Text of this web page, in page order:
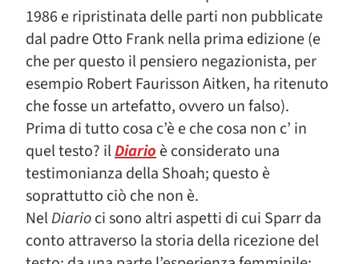
1986 e ripristinata delle parti non pubblicate
dal padre Otto Frank nella prima edizione (e
che per questo il pensiero negazionista, per
esempio Robert Faurisson Aitken, ha ritenuto
che fosse un artefatto, ovvero un falso).
Prima di tutto cosa c’è e che cosa non c’ in
quel testo? ilDiarioè considerato una
testimonianza della Shoah; questo è
soprattutto ciò che non è.
NelDiarioci sono altri aspetti di cui Sparr da
conto attraverso la storia della ricezione del